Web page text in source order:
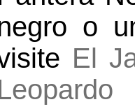
o
El